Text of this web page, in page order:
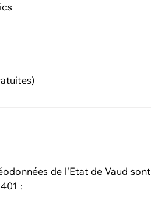
de l'Etat de Vaud sont
: